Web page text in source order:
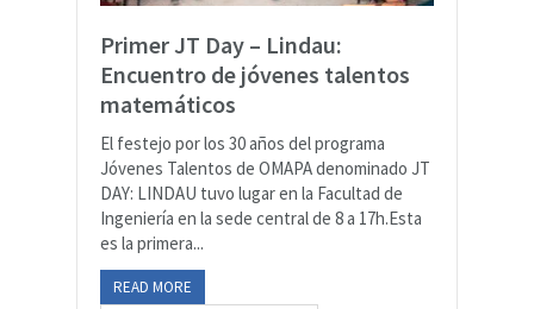
Primer JT Day – Lindau:
Encuentro de jóvenes talentos
matemáticos
El festejo por los 30 años del programa
Jóvenes Talentos de OMAPA denominado JT
DAY: LINDAU tuvo lugar en la Facultad de
Ingeniería en la sede central de 8 a 17h.Esta
es la primera...
READ MORE